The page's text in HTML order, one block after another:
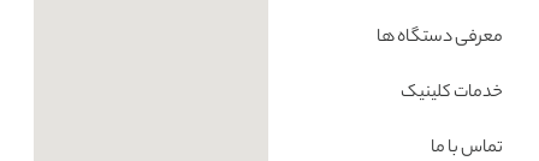
معرفی دستگاه ها
خدمات کلینیک
تماس با ما